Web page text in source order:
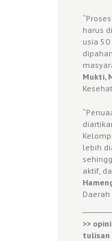
harus
usia
Mukti,
lebih
aktif,
>>